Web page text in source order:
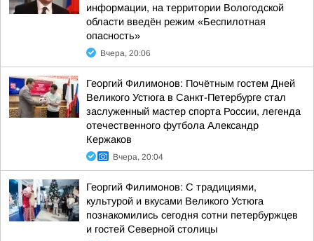
информации, на территории Вологодской
области введён режим «Беспилотная
опасность»
Вчера, 20:06
Георгий Филимонов: Почётным гостем Дней
Великого Устюга в Санкт-Петербурге стал
заслуженный мастер спорта России, легенда
отечественного футбола Александр
Кержаков
Вчера, 20:04
Георгий Филимонов: С традициями,
культурой и вкусами Великого Устюга
познакомились сегодня сотни петербуржцев
и гостей Северной столицы